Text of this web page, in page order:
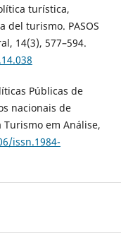
turística,
turismo. PASOS
14(3), 577–594.
Públicas de
nacionais de
Turismo em Análise,
issn.1984-